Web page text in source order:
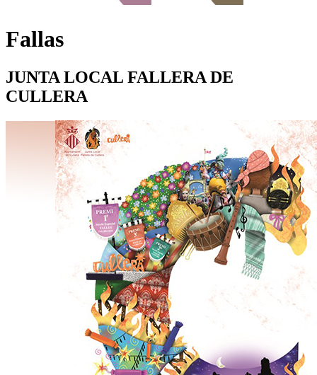
Fallas
JUNTA LOCAL FALLERA DE
CULLERA